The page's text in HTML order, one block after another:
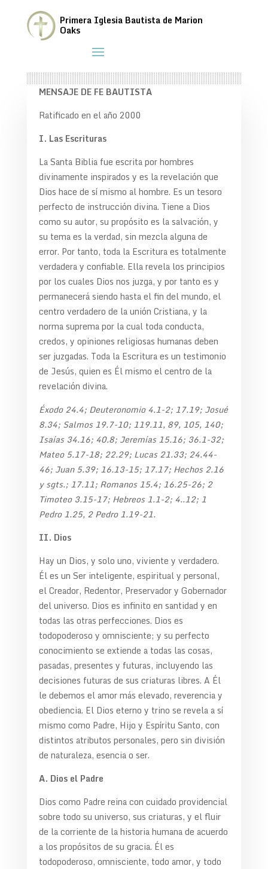
Primera Iglesia Bautista de Marion
Oaks
Declaración Doctrinal – Nuestra
Creencia
MENSAJE DE FE BAUTISTA
Ratificado en el año 2000
I. Las Escrituras
La Santa Biblia fue escrita por hombres
divinamente inspirados y es la revelación que
Dios hace de sí mismo al hombre. Es un tesoro
perfecto de instrucción divina. Tiene a Dios
como su autor, su propósito es la salvación, y
su tema es la verdad, sin mezcla alguna de
error. Por tanto, toda la Escritura es totalmente
verdadera y confiable. Ella revela los principios
por los cuales Dios nos juzga, y por tanto es y
permanecerá siendo hasta el fin del mundo, el
centro verdadero de la unión Cristiana, y la
norma suprema por la cual toda conducta,
credos, y opiniones religiosas humanas deben
ser juzgadas. Toda la Escritura es un testimonio
de Jesús, quien es Él mismo el centro de la
revelación divina.
Éxodo 24.4; Deuteronomio 4.1-2; 17.19; Josué
8.34; Salmos 19.7-10; 119.11, 89, 105, 140;
Isaías 34.16; 40.8; Jeremías 15.16; 36.1-32;
Mateo 5.17-18; 22.29; Lucas 21.33; 24.44-
46; Juan 5.39; 16.13-15; 17.17; Hechos 2.16
y sgts.; 17.11; Romanos 15.4; 16.25-26; 2
Timoteo 3.15-17; Hebreos 1.1-2; 4..12; 1
Pedro 1.25, 2 Pedro 1.19-21.
II. Dios
Hay un Dios, y solo uno, viviente y verdadero.
Él es un Ser inteligente, espiritual y personal,
el Creador, Redentor, Preservador y Gobernador
del universo. Dios es infinito en santidad y en
todas las otras perfecciones. Dios es
todopoderoso y omnisciente; y su perfecto
conocimiento se extiende a todas las cosas,
pasadas, presentes y futuras, incluyendo las
decisiones futuras de sus criaturas libres. A Él
le debemos el amor más elevado, reverencia y
obediencia. El Dios eterno y trino se revela a sí
mismo como Padre, Hijo y Espíritu Santo, con
distintos atributos personales, pero sin división
de naturaleza, esencia o ser.
A. Dios el Padre
Dios como Padre reina con cuidado providencial
sobre todo su universo, sus criaturas, y el fluir
de la corriente de la historia humana de acuerdo
a los propósitos de su gracia. Él es
todopoderoso, omnisciente, todo amor, y todo